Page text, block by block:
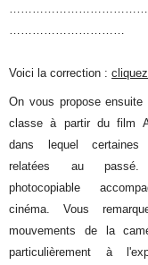
Voici la correction :
On vous propose ensuite
classe à partir du film
dans lequel
relatées au
photocopiable
cinéma. Vous
mouvements de la
particulièrement à